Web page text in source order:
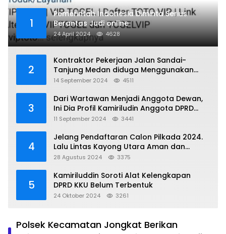
1
Pemerintah Indonesia Diminta Serius
Berantas Judi online
24 April 2024 4628
2
Kontraktor Pekerjaan Jalan Sandai-
Tanjung Medan diduga Menggunakan
Matrial Tanah tak Berizin Resmi
14 September 2024 4511
3
Dari Wartawan Menjadi Anggota Dewan,
Ini Dia Profil Kamiriludin Anggota DPRD
Dapil 1 KKU
11 September 2024 3441
4
Jelang Pendaftaran Calon Pilkada 2024.
Lalu Lintas Kayong Utara Aman dan
Kondusif
28 Agustus 2024 3375
5
Kamiriluddin Soroti Alat Kelengkapan
DPRD KKU Belum Terbentuk
24 Oktober 2024 3261
Polsek Kecamatan Jongkat Berikan